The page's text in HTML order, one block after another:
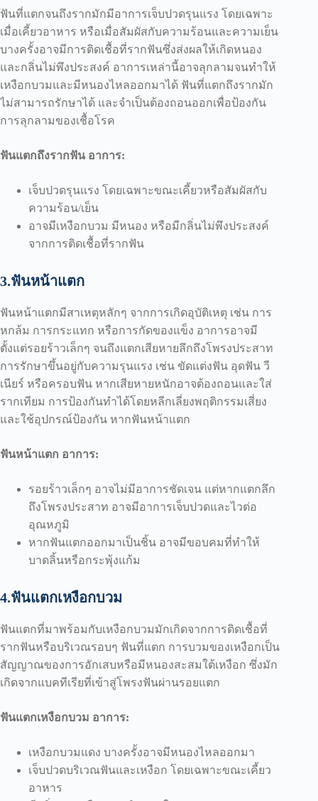
ฟันที่แตกจนถึงรากมักมีอาการเจ็บปวดรุนแรง โดยเฉพาะ
เมื่อเคี้ยวอาหาร หรือเมื่อสัมผัสกับความร้อนและความเย็น
บางครั้งอาจมีการติดเชื้อที่รากฟันซึ่งส่งผลให้เกิดหนอง
และกลิ่นไม่พึงประสงค์ อาการเหล่านี้อาจลุกลามจนทำให้
เหงือกบวมและมีหนองไหลออกมาได้ ฟันที่แตกถึงรากมัก
ไม่สามารถรักษาได้ และจำเป็นต้องถอนออกเพื่อป้องกัน
การลุกลามของเชื้อโรค
ฟันแตกถึงรากฟัน อาการ:
เจ็บปวดรุนแรง โดยเฉพาะขณะเคี้ยวหรือสัมผัสกับ
ความร้อน/เย็น
อาจมีเหงือกบวม มีหนอง หรือมีกลิ่นไม่พึงประสงค์
จากการติดเชื้อที่รากฟัน
3.ฟันหน้าแตก
ฟันหน้าแตกมีสาเหตุหลักๆ จากการเกิดอุบัติเหตุ เช่น การ
หกล้ม การกระแทก หรือการกัดของแข็ง อาการอาจมี
ตั้งแต่รอยร้าวเล็กๆ จนถึงแตกเสียหายลึกถึงโพรงประสาท
การรักษาขึ้นอยู่กับความรุนแรง เช่น ขัดแต่งฟัน อุดฟัน วี
เนียร์ หรือครอบฟัน หากเสียหายหนักอาจต้องถอนและใส่
รากเทียม การป้องกันทำได้โดยหลีกเลี่ยงพฤติกรรมเสี่ยง
และใช้อุปกรณ์ป้องกัน หากฟันหน้าแตก
ฟันหน้าแตก อาการ:
รอยร้าวเล็กๆ อาจไม่มีอาการชัดเจน แต่หากแตกลึก
ถึงโพรงประสาท อาจมีอาการเจ็บปวดและไวต่อ
อุณหภูมิ
หากฟันแตกออกมาเป็นชิ้น อาจมีขอบคมที่ทำให้
บาดลิ้นหรือกระพุ้งแก้ม
4.ฟันแตกเหงือกบวม
ฟันแตกที่มาพร้อมกับเหงือกบวมมักเกิดจากการติดเชื้อที่
รากฟันหรือบริเวณรอบๆ ฟันที่แตก การบวมของเหงือกเป็น
สัญญาณของการอักเสบหรือมีหนองสะสมใต้เหงือก ซึ่งมัก
เกิดจากแบคทีเรียที่เข้าสู่โพรงฟันผ่านรอยแตก
ฟันแตกเหงือกบวม อาการ:
เหงือกบวมแดง บางครั้งอาจมีหนองไหลออกมา
เจ็บปวดบริเวณฟันและเหงือก โดยเฉพาะขณะเคี้ยว
อาหาร